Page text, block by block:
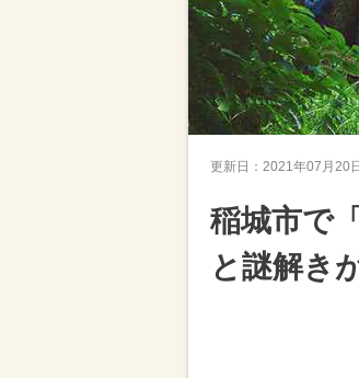
更新日： 2021年07月20日
稲城市で
と謎解き